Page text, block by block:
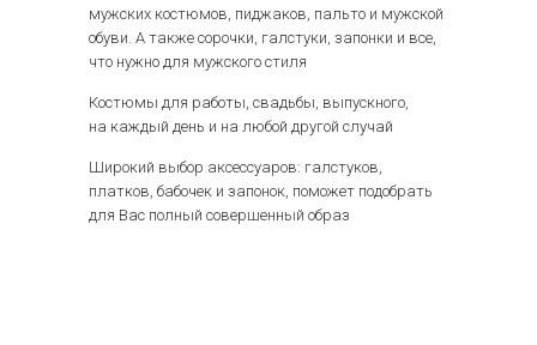
мужских костюмов, пиджаков, пальто и мужской
обуви. А также сорочки, галстуки, запонки и все,
что нужно для мужского стиля
Костюмы для работы, свадьбы, выпускного,
на каждый день и на любой другой случай
Широкий выбор аксессуаров: галстуков,
платков, бабочек и запонок, поможет подобрать
для Вас полный совершенный образ